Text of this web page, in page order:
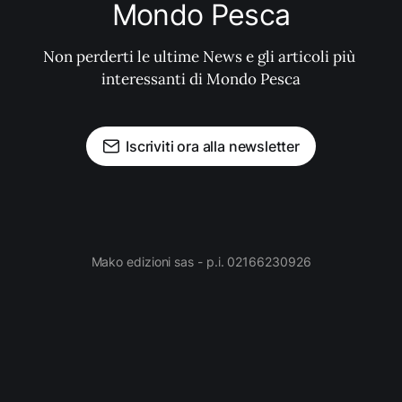
Mondo Pesca
Non perderti le ultime News e gli articoli più
interessanti di Mondo Pesca
Iscriviti ora alla newsletter
Mako edizioni sas - p.i. 02166230926